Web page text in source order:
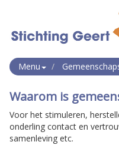
Menu
Waarom is
Voor het stimuleren,
onderling contact en
samenleving etc.